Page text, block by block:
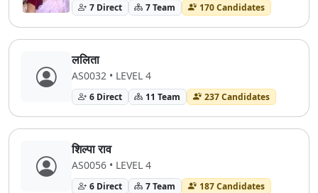
7 Direct 7 Team 170 Candidates
ललिता
AS0032 • LEVEL 4
6 Direct 11 Team 237 Candidates
शिल्पा राव
AS0056 • LEVEL 4
6 Direct 7 Team 187 Candidates